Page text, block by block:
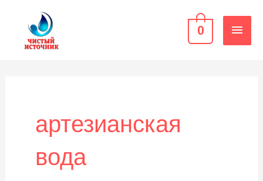
содержимому
0
артезианская
вода